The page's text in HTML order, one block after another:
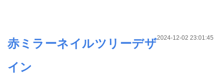
2024-12-02 23:01:45
赤ミラーネイルツリーデザ
イン